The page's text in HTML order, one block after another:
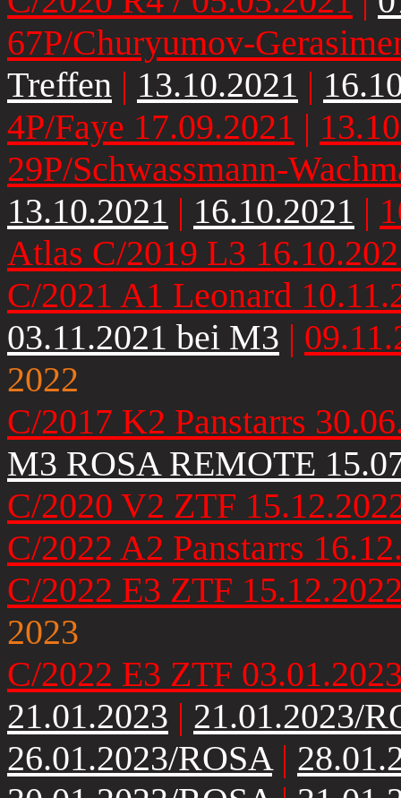
67P/Churyumov-
Treffen | 13.10.2021 |
4P/Faye 17.09.2021 |
29P/Schwassmann-
13.10.2021 | 16.10.2021 |
Atlas C/2019 L3
C/2021 A1 Leonard
03.11.2021 bei M3 |
2022
C/2017 K2 Panstarrs
M3 ROSA REMOTE
C/2020 V2 ZTF
C/2022 A2 Panstarrs
C/2022 E3 ZTF
2023
C/2022 E3 ZTF
21.01.2023 | 21.01.2023/
26.01.2023/ROSA|